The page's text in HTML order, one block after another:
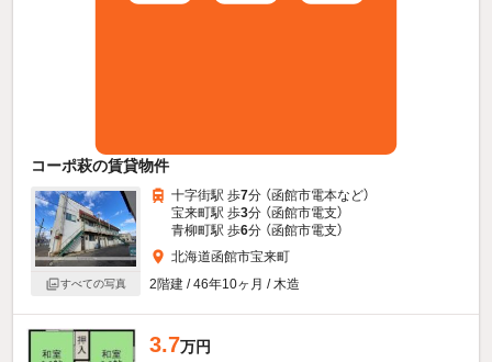
コーポ萩の賃貸物件
すべての写真
十字街駅 歩7分 （函館市電本など）
宝来町駅 歩3分 （函館市電支）
青柳町駅 歩6分 （函館市電支）
北海道函館市宝来町
2階建 / 46年10ヶ月 / 木造
3.7万円